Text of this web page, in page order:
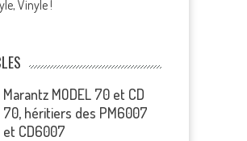
Vinyle !
Marantz MODEL 70 et CD
70, héritiers des PM6007
et CD6007